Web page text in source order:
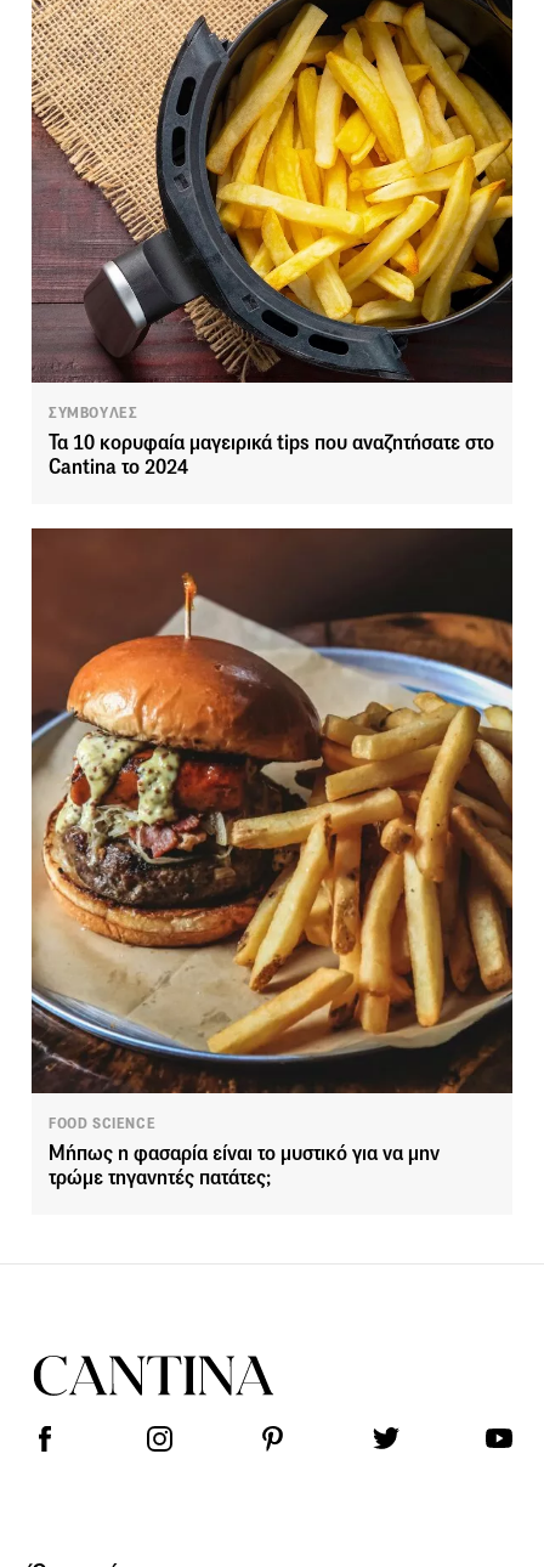
ΣΥΜΒΟΥΛΕΣ
Τα 10 κορυφαία μαγειρικά tips που αναζητήσατε στο
Cantina το 2024
FOOD SCIENCE
Μήπως η φασαρία είναι το μυστικό για να μην
τρώμε τηγανητές πατάτες;